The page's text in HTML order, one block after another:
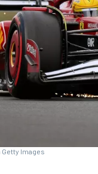
Getty Images